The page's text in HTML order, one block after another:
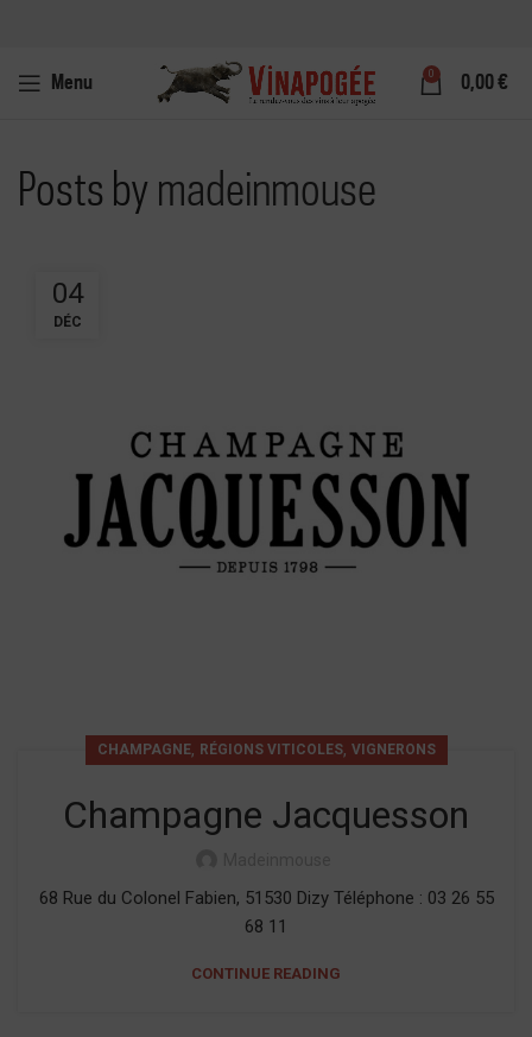
Menu 0 0,00€
Posts by madeinmouse
04
DÉC
CHAMPAGNE, RÉGIONS VITICOLES, VIGNERONS
Champagne Jacquesson
68 Rue du Colonel Fabien, 51530 Dizy Téléphone : 03 26 55
68 11
CONTINUE READING